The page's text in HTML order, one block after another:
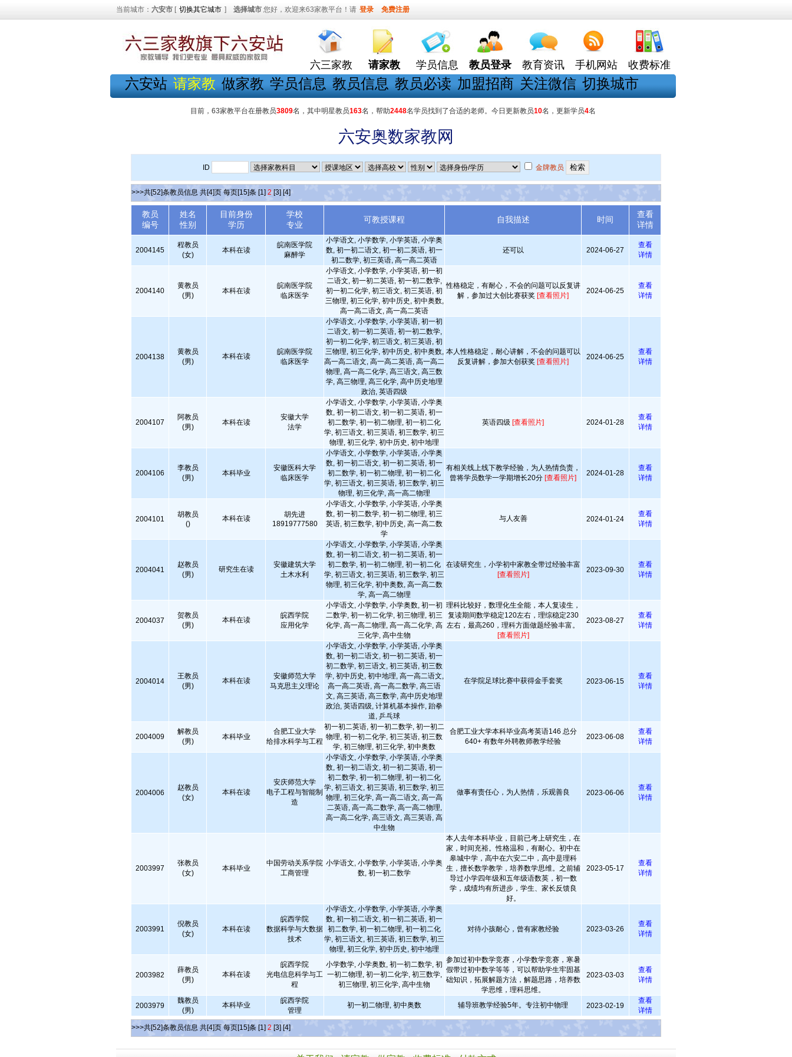
当前城市： 六安市 [ 切换其它城市 ] 选择城市 您好，欢迎来63家教平台！请 登录 免费注册
六三家教 请家教 学员信息 教员登录 教育资讯 手机网站 收费标准
六安站 请家教 做家教 学员信息 教员信息 教员必读 加盟招商 关注微信 切换城市
目前，63家教平台在册教员3809名，其中明星教员163名，帮助2448名学员找到了合适的老师。今日更新教员10名，更新学员4名
六安奥数家教网
ID 金牌教员
>>>共[52]条教员信息 共[4]页 每页[15]条 [1] 2 [3] [4]
教员
编号
姓名
性别
目前身份
学历
学校
专业
可教授课程 自我描述 时间
查看
详情
2004145
程教员
(女)
本科在读
皖南医学院
麻醉学
小学语文, 小学数学, 小学英语, 小学奥
数, 初一初二语文, 初一初二英语, 初一
初二数学, 初三英语, 高一高二英语
还可以 2024-06-27
查看
详情
2004140
黄教员
(男)
本科在读
皖南医学院
临床医学
小学语文, 小学数学, 小学英语, 初一初
二语文, 初一初二英语, 初一初二数学,
初一初二化学, 初三语文, 初三英语, 初
三物理, 初三化学, 初中历史, 初中奥数,
高一高二语文, 高一高二英语
性格稳定，有耐心，不会的问题可以反复讲
解，参加过大创比赛获奖 [查看照片]
2024-06-25
查看
详情
2004138
黄教员
(男)
本科在读
皖南医学院
临床医学
小学语文, 小学数学, 小学英语, 初一初
二语文, 初一初二英语, 初一初二数学,
初一初二化学, 初三语文, 初三英语, 初
三物理, 初三化学, 初中历史, 初中奥数,
高一高二语文, 高一高二英语, 高一高二
物理, 高一高二化学, 高三语文, 高三数
学, 高三物理, 高三化学, 高中历史地理
政治, 英语四级
本人性格稳定，耐心讲解，不会的问题可以
反复讲解，参加大创获奖 [查看照片]
2024-06-25
查看
详情
2004107
阿教员
(男)
本科在读
安徽大学
法学
小学语文, 小学数学, 小学英语, 小学奥
数, 初一初二语文, 初一初二英语, 初一
初二数学, 初一初二物理, 初一初二化
学, 初三语文, 初三英语, 初三数学, 初三
物理, 初三化学, 初中历史, 初中地理
英语四级 [查看照片] 2024-01-28
查看
详情
2004106
李教员
(男)
本科毕业
安徽医科大学
临床医学
小学语文, 小学数学, 小学英语, 小学奥
数, 初一初二语文, 初一初二英语, 初一
初二数学, 初一初二物理, 初一初二化
学, 初三语文, 初三英语, 初三数学, 初三
物理, 初三化学, 高一高二物理
有相关线上线下教学经验，为人热情负责，
曾将学员数学一学期增长20分 [查看照片]
2024-01-28
查看
详情
2004101
胡教员
()
本科在读
胡先进
18919777580
小学语文, 小学数学, 小学英语, 小学奥
数, 初一初二数学, 初一初二物理, 初三
英语, 初三数学, 初中历史, 高一高二数
学
与人友善 2024-01-24
查看
详情
2004041
赵教员
(男)
研究生在读
安徽建筑大学
土木水利
小学语文, 小学数学, 小学英语, 小学奥
数, 初一初二语文, 初一初二英语, 初一
初二数学, 初一初二物理, 初一初二化
学, 初三语文, 初三英语, 初三数学, 初三
物理, 初三化学, 初中奥数, 高一高二数
学, 高一高二物理
在读研究生，小学初中家教全带过经验丰富
[查看照片]
2023-09-30
查看
详情
2004037
贺教员
(男)
本科在读
皖西学院
应用化学
小学语文, 小学数学, 小学奥数, 初一初
二数学, 初一初二化学, 初三物理, 初三
化学, 高一高二物理, 高一高二化学, 高
三化学, 高中生物
理科比较好，数理化生全能，本人复读生，
复读期间数学稳定120左右，理综稳定230
左右，最高260，理科方面做题经验丰富。
[查看照片]
2023-08-27
查看
详情
2004014
王教员
(男)
本科在读
安徽师范大学
马克思主义理论
小学语文, 小学数学, 小学英语, 小学奥
数, 初一初二语文, 初一初二英语, 初一
初二数学, 初三语文, 初三英语, 初三数
学, 初中历史, 初中地理, 高一高二语文,
高一高二英语, 高一高二数学, 高三语
文, 高三英语, 高三数学, 高中历史地理
政治, 英语四级, 计算机基本操作, 跆拳
道, 乒乓球
在学院足球比赛中获得金手套奖 2023-06-15
查看
详情
2004009
解教员
(男)
本科毕业
合肥工业大学
给排水科学与工程
初一初二英语, 初一初二数学, 初一初二
物理, 初一初二化学, 初三英语, 初三数
学, 初三物理, 初三化学, 初中奥数
合肥工业大学本科毕业高考英语146 总分
640+ 有数年外聘教师教学经验
2023-06-08
查看
详情
2004006
赵教员
(女)
本科在读
安庆师范大学
电子工程与智能制
造
小学语文, 小学数学, 小学英语, 小学奥
数, 初一初二语文, 初一初二英语, 初一
初二数学, 初一初二物理, 初一初二化
学, 初三语文, 初三英语, 初三数学, 初三
物理, 初三化学, 高一高二语文, 高一高
二英语, 高一高二数学, 高一高二物理,
高一高二化学, 高三语文, 高三英语, 高
中生物
做事有责任心，为人热情，乐观善良 2023-06-06
查看
详情
2003997
张教员
(女)
本科毕业
中国劳动关系学院
工商管理
小学语文, 小学数学, 小学英语, 小学奥
数, 初一初二数学
本人去年本科毕业，目前已考上研究生，在
家，时间充裕。性格温和，有耐心。初中在
皋城中学，高中在六安二中，高中是理科
生，擅长数学教学，培养数学思维。之前辅
导过小学四年级和五年级语数英，初一数
学，成绩均有所进步，学生、家长反馈良
好。
2023-05-17
查看
详情
2003991
倪教员
(女)
本科在读
皖西学院
数据科学与大数据
技术
小学语文, 小学数学, 小学英语, 小学奥
数, 初一初二语文, 初一初二英语, 初一
初二数学, 初一初二物理, 初一初二化
学, 初三语文, 初三英语, 初三数学, 初三
物理, 初三化学, 初中历史, 初中地理
对待小孩耐心，曾有家教经验 2023-03-26
查看
详情
2003982
薛教员
(男)
本科在读
皖西学院
光电信息科学与工
程
小学数学, 小学奥数, 初一初二数学, 初
一初二物理, 初一初二化学, 初三数学,
初三物理, 初三化学, 高中生物
参加过初中数学竞赛，小学数学竞赛，寒暑
假带过初中数学等等，可以帮助学生牢固基
础知识，拓展解题方法，解题思路，培养数
学思维，理科思维。
2023-03-03
查看
详情
2003979
魏教员
(男)
本科毕业
皖西学院
管理
初一初二物理, 初中奥数 辅导班教学经验5年。专注初中物理 2023-02-19
查看
详情
>>>共[52]条教员信息 共[4]页 每页[15]条 [1] 2 [3] [4]